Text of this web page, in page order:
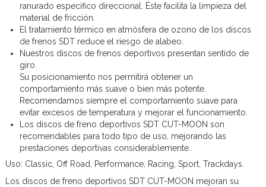
ranurado específico direccional. Éste facilita la limpieza del
material de fricción.
El tratamiento térmico en atmósfera de ozono de los discos
de frenos SDT reduce el riesgo de alabeo.
Nuestros discos de frenos deportivos presentan sentido de
giro.
Su posicionamiento nos permitirá obtener un
comportamiento más suave o bien más potente.
Recomendamos siempre el comportamiento suave para
evitar excesos de temperatura y mejorar el funcionamiento.
Los discos de freno deportivos SDT CUT-MOON son
recomendables para todo tipo de uso, mejorando las
prestaciones deportivas considerablemente.
Uso: Classic, Off Road, Performance, Racing, Sport, Trackdays.
Los discos de freno deportivos SDT CUT-MOON mejoran su